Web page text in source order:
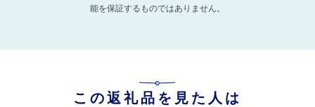
能を保証するものではありません。
この返礼品を見た人は